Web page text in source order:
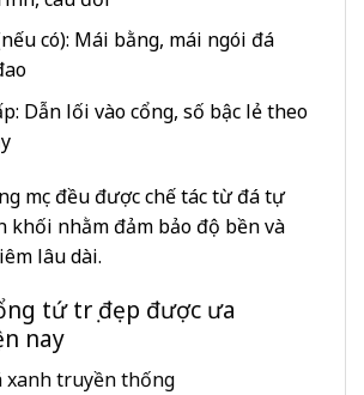
có): Mái bằng, mái ngói đá
Dẫn lối vào cổng, số bậc lẻ theo
mục đều được chế tác từ đá tự
khối nhằm đảm bảo độ bền và
lâu dài.
tứ trụ đẹp được ưa
nay
xanh truyền thống